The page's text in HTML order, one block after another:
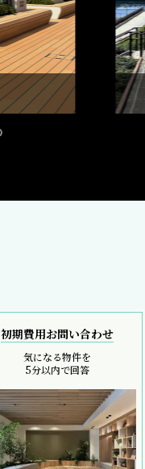
初期費用お問い合わせ
気になる物件を
5分以内で回答